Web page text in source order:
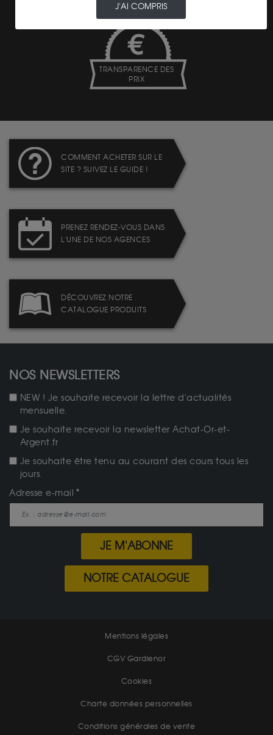
TRANSPARENCE DES
PRIX
COMMENT ACHETER SUR LE
SITE ? SUIVEZ LE GUIDE !
PRENEZ RENDEZ-VOUS DANS
L'UNE DE NOS AGENCES
DÉCOUVREZ NOTRE
CATALOGUE PRODUITS
NOS NEWSLETTERS
NEW ! Je souhaite recevoir la lettre d'actualités
mensuelle.
Je souhaite recevoir la newsletter Achat-Or-et-
Argent.fr
Je souhaite être tenu au courant des cours tous les
jours.
Adresse e-mail
JE M'ABONNE
NOTRE CATALOGUE
Mentions légales
CGV Gardienor
Cookies
Charte données personnelles
Conditions générales de vente
J'AI COMPRIS